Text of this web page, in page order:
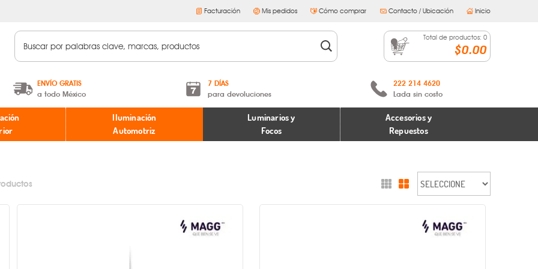
Facturación Mis pedidos Cómo comprar Contacto / Ubicación Inicio
Total de productos: 0
$0.00
ENVÍO GRATIS
a todo México
A partir de $599 MXN.
* Aplican restricciones
7 DÍAS
para devoluciones
Términos y condiciones
Políticas de devoluciones
222 214 4620
Lada sin costo
Iluminación
Automotriz
Luminarios y
Focos
Accesorios y
Repuestos